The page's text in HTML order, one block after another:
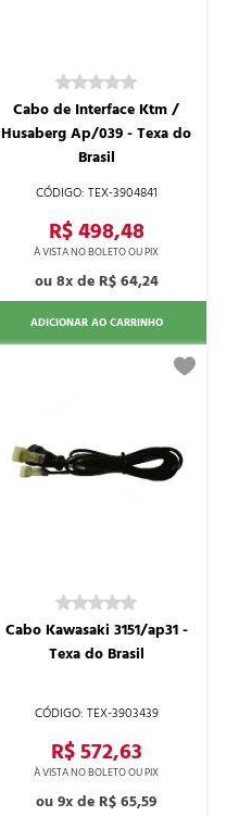
TEX-3904841
Cabo de Interface Ktm /
Husaberg Ap/039 - Texa do
Brasil
R$ 498,48
8x de R$ 64,24
ADICIONAR AO CARRINHO
TEX-3903439
Cabo Kawasaki 3151/ap31 -
Texa do Brasil
R$ 572,63
9x de R$ 65,59